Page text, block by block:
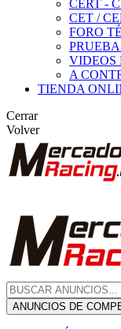
CERT -
CET /
FORO
VIDEOS
A
TIENDA
Cerrar
Volver
ANUNCIOS DE
VEHÍCULOS